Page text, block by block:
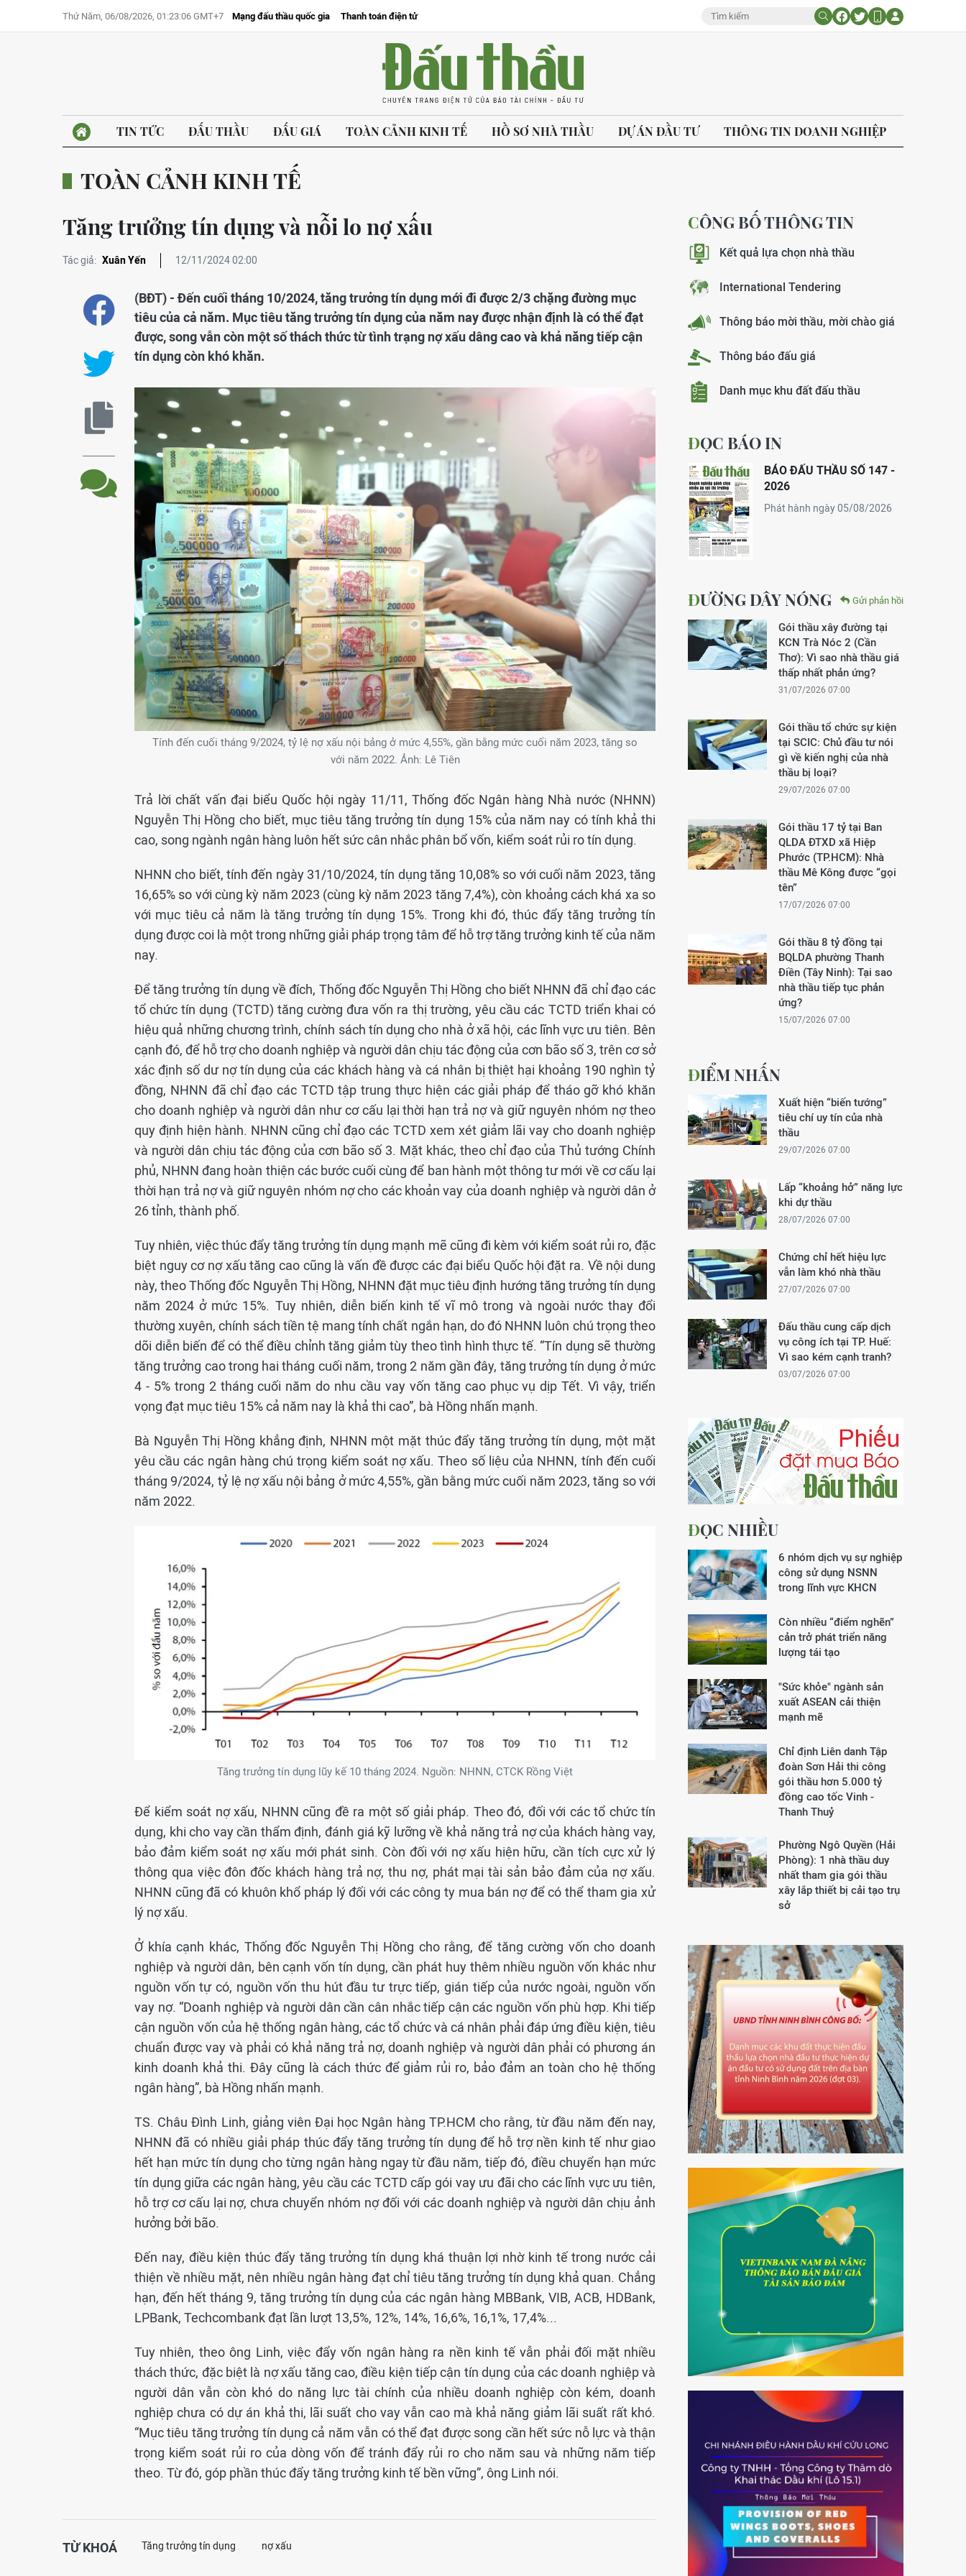
Thứ Năm, 06/08/2026, 01:23:06 GMT+7 Mạng đấu thầu quốc gia Thanh toán điện tử
TIN TỨC ĐẤU THẦU ĐẤU GIÁ TOÀN CẢNH KINH TẾ HỒ SƠ NHÀ THẦU DỰ ÁN ĐẦU TƯ THÔNG TIN DOANH NGHIỆP
TOÀN CẢNH KINH TẾ
Tăng trưởng tín dụng và nỗi lo nợ xấu
Tác giả: Xuân Yến 12/11/2024 02:00
(BĐT) - Đến cuối tháng 10/2024, tăng trưởng tín dụng mới đi được 2/3 chặng đường mục
tiêu của cả năm. Mục tiêu tăng trưởng tín dụng của năm nay được nhận định là có thể đạt
được, song vẫn còn một số thách thức từ tình trạng nợ xấu dâng cao và khả năng tiếp cận
tín dụng còn khó khăn.
Tính đến cuối tháng 9/2024, tỷ lệ nợ xấu nội bảng ở mức 4,55%, gần bằng mức cuối năm 2023, tăng so
với năm 2022. Ảnh: Lê Tiên
Trả lời chất vấn đại biểu Quốc hội ngày 11/11, Thống đốc Ngân hàng Nhà nước (NHNN)
Nguyễn Thị Hồng cho biết, mục tiêu tăng trưởng tín dụng 15% của năm nay có tính khả thi
cao, song ngành ngân hàng luôn hết sức cân nhắc phân bổ vốn, kiểm soát rủi ro tín dụng.
NHNN cho biết, tính đến ngày 31/10/2024, tín dụng tăng 10,08% so với cuối năm 2023, tăng
16,65% so với cùng kỳ năm 2023 (cùng kỳ năm 2023 tăng 7,4%), còn khoảng cách khá xa so
với mục tiêu cả năm là tăng trưởng tín dụng 15%. Trong khi đó, thúc đẩy tăng trưởng tín
dụng được coi là một trong những giải pháp trọng tâm để hỗ trợ tăng trưởng kinh tế của năm
nay.
Để tăng trưởng tín dụng về đích, Thống đốc Nguyễn Thị Hồng cho biết NHNN đã chỉ đạo các
tổ chức tín dụng (TCTD) tăng cường đưa vốn ra thị trường, yêu cầu các TCTD triển khai có
hiệu quả những chương trình, chính sách tín dụng cho nhà ở xã hội, các lĩnh vực ưu tiên. Bên
cạnh đó, để hỗ trợ cho doanh nghiệp và người dân chịu tác động của cơn bão số 3, trên cơ sở
xác định số dư nợ tín dụng của các khách hàng và cá nhân bị thiệt hại khoảng 190 nghìn tỷ
đồng, NHNN đã chỉ đạo các TCTD tập trung thực hiện các giải pháp để tháo gỡ khó khăn
cho doanh nghiệp và người dân như cơ cấu lại thời hạn trả nợ và giữ nguyên nhóm nợ theo
quy định hiện hành. NHNN cũng chỉ đạo các TCTD xem xét giảm lãi vay cho doanh nghiệp
và người dân chịu tác động của cơn bão số 3. Mặt khác, theo chỉ đạo của Thủ tướng Chính
phủ, NHNN đang hoàn thiện các bước cuối cùng để ban hành một thông tư mới về cơ cấu lại
thời hạn trả nợ và giữ nguyên nhóm nợ cho các khoản vay của doanh nghiệp và người dân ở
26 tỉnh, thành phố.
Tuy nhiên, việc thúc đẩy tăng trưởng tín dụng mạnh mẽ cũng đi kèm với kiểm soát rủi ro, đặc
biệt nguy cơ nợ xấu tăng cao cũng là vấn đề được các đại biểu Quốc hội đặt ra. Về nội dung
này, theo Thống đốc Nguyễn Thị Hồng, NHNN đặt mục tiêu định hướng tăng trưởng tín dụng
năm 2024 ở mức 15%. Tuy nhiên, diễn biến kinh tế vĩ mô trong và ngoài nước thay đổi
thường xuyên, chính sách tiền tệ mang tính chất ngắn hạn, do đó NHNN luôn chú trọng theo
dõi diễn biến để có thể điều chỉnh tăng giảm tùy theo tình hình thực tế. “Tín dụng sẽ thường
tăng trưởng cao trong hai tháng cuối năm, trong 2 năm gần đây, tăng trưởng tín dụng ở mức
4 - 5% trong 2 tháng cuối năm do nhu cầu vay vốn tăng cao phục vụ dịp Tết. Vì vậy, triển
vọng đạt mục tiêu 15% cả năm nay là khả thi cao”, bà Hồng nhấn mạnh.
Bà Nguyễn Thị Hồng khẳng định, NHNN một mặt thúc đẩy tăng trưởng tín dụng, một mặt
yêu cầu các ngân hàng chú trọng kiểm soát nợ xấu. Theo số liệu của NHNN, tính đến cuối
tháng 9/2024, tỷ lệ nợ xấu nội bảng ở mức 4,55%, gần bằng mức cuối năm 2023, tăng so với
năm 2022.
Tăng trưởng tín dụng lũy kế 10 tháng 2024. Nguồn: NHNN, CTCK Rồng Việt
Để kiểm soát nợ xấu, NHNN cũng đề ra một số giải pháp. Theo đó, đối với các tổ chức tín
dụng, khi cho vay cần thẩm định, đánh giá kỹ lưỡng về khả năng trả nợ của khách hàng vay,
bảo đảm kiểm soát nợ xấu mới phát sinh. Còn đối với nợ xấu hiện hữu, cần tích cực xử lý
thông qua việc đôn đốc khách hàng trả nợ, thu nợ, phát mại tài sản bảo đảm của nợ xấu.
NHNN cũng đã có khuôn khổ pháp lý đối với các công ty mua bán nợ để có thể tham gia xử
lý nợ xấu.
Ở khía cạnh khác, Thống đốc Nguyễn Thị Hồng cho rằng, để tăng cường vốn cho doanh
nghiệp và người dân, bên cạnh vốn tín dụng, cần phát huy thêm nhiều nguồn vốn khác như
nguồn vốn tự có, nguồn vốn thu hút đầu tư trực tiếp, gián tiếp của nước ngoài, nguồn vốn
vay nợ. “Doanh nghiệp và người dân cần cân nhắc tiếp cận các nguồn vốn phù hợp. Khi tiếp
cận nguồn vốn của hệ thống ngân hàng, các tổ chức và cá nhân phải đáp ứng điều kiện, tiêu
chuẩn được vay và phải có khả năng trả nợ, doanh nghiệp và người dân phải có phương án
kinh doanh khả thi. Đây cũng là cách thức để giảm rủi ro, bảo đảm an toàn cho hệ thống
ngân hàng”, bà Hồng nhấn mạnh.
TS. Châu Đình Linh, giảng viên Đại học Ngân hàng TP.HCM cho rằng, từ đầu năm đến nay,
NHNN đã có nhiều giải pháp thúc đẩy tăng trưởng tín dụng để hỗ trợ nền kinh tế như giao
hết hạn mức tín dụng cho từng ngân hàng ngay từ đầu năm, tiếp đó, điều chuyển hạn mức
tín dụng giữa các ngân hàng, yêu cầu các TCTD cấp gói vay ưu đãi cho các lĩnh vực ưu tiên,
hỗ trợ cơ cấu lại nợ, chưa chuyển nhóm nợ đối với các doanh nghiệp và người dân chịu ảnh
hưởng bởi bão.
Đến nay, điều kiện thúc đẩy tăng trưởng tín dụng khá thuận lợi nhờ kinh tế trong nước cải
thiện về nhiều mặt, nên nhiều ngân hàng đạt chỉ tiêu tăng trưởng tín dụng khả quan. Chẳng
hạn, đến hết tháng 9, tăng trưởng tín dụng của các ngân hàng MBBank, VIB, ACB, HDBank,
LPBank, Techcombank đạt lần lượt 13,5%, 12%, 14%, 16,6%, 16,1%, 17,4%...
Tuy nhiên, theo ông Linh, việc đẩy vốn ngân hàng ra nền kinh tế vẫn phải đối mặt nhiều
thách thức, đặc biệt là nợ xấu tăng cao, điều kiện tiếp cận tín dụng của các doanh nghiệp và
người dân vẫn còn khó do năng lực tài chính của nhiều doanh nghiệp còn kém, doanh
nghiệp chưa có dự án khả thi, lãi suất cho vay vẫn cao mà khả năng giảm lãi suất rất khó.
“Mục tiêu tăng trưởng tín dụng cả năm vẫn có thể đạt được song cần hết sức nỗ lực và thận
trọng kiểm soát rủi ro của dòng vốn để tránh đẩy rủi ro cho năm sau và những năm tiếp
theo. Từ đó, góp phần thúc đẩy tăng trưởng kinh tế bền vững”, ông Linh nói.
TỪ KHOÁ Tăng trưởng tín dụng nợ xấu
CÔNG BỐ THÔNG TIN
Kết quả lựa chọn nhà thầu
International Tendering
Thông báo mời thầu, mời chào giá
Thông báo đấu giá
Danh mục khu đất đấu thầu
ĐỌC BÁO IN
BÁO ĐẤU THẦU SỐ 147 -
2026
Phát hành ngày 05/08/2026
ĐƯỜNG DÂY NÓNG Gửi phản hồi
Gói thầu xây đường tại
KCN Trà Nóc 2 (Cần
Thơ): Vì sao nhà thầu giá
thấp nhất phản ứng?
31/07/2026 07:00
Gói thầu tổ chức sự kiện
tại SCIC: Chủ đầu tư nói
gì về kiến nghị của nhà
thầu bị loại?
29/07/2026 07:00
Gói thầu 17 tỷ tại Ban
QLDA ĐTXD xã Hiệp
Phước (TP.HCM): Nhà
thầu Mê Kông được “gọi
tên”
17/07/2026 07:00
Gói thầu 8 tỷ đồng tại
BQLDA phường Thanh
Điền (Tây Ninh): Tại sao
nhà thầu tiếp tục phản
ứng?
15/07/2026 07:00
ĐIỂM NHẤN
Xuất hiện “biến tướng”
tiêu chí uy tín của nhà
thầu
29/07/2026 07:00
Lấp “khoảng hở” năng lực
khi dự thầu
28/07/2026 07:00
Chứng chỉ hết hiệu lực
vẫn làm khó nhà thầu
27/07/2026 07:00
Đấu thầu cung cấp dịch
vụ công ích tại TP. Huế:
Vì sao kém cạnh tranh?
03/07/2026 07:00
ĐỌC NHIỀU
6 nhóm dịch vụ sự nghiệp
công sử dụng NSNN
trong lĩnh vực KHCN
Còn nhiều “điểm nghẽn”
cản trở phát triển năng
lượng tái tạo
"Sức khỏe" ngành sản
xuất ASEAN cải thiện
mạnh mẽ
Chỉ định Liên danh Tập
đoàn Sơn Hải thi công
gói thầu hơn 5.000 tỷ
đồng cao tốc Vinh -
Thanh Thuỷ
Phường Ngô Quyền (Hải
Phòng): 1 nhà thầu duy
nhất tham gia gói thầu
xây lắp thiết bị cải tạo trụ
sở